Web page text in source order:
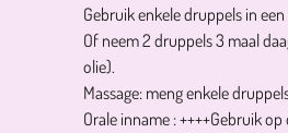
Gebruik enkele druppels in
Of neem 2 druppels 3 maal
olie).
Massage: meng enkele
Orale inname : ++++Gebruik op